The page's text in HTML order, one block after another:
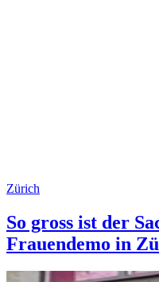
Zürich
So gross ist der
Frauendemo in